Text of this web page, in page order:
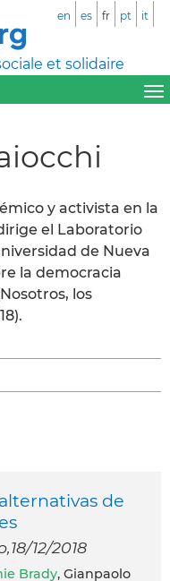
et solidaire
en es fr pt it
y activista en la
el Laboratorio
de Nueva
la democracia
los
de
12/2018
Brady, Gianpaolo